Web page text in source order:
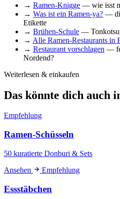
→ Ramen-Knigge — wie isst
→ Was ist ein Ramen-ya? —
Etikette
→ Brühen-Schule —
→ Alle Ramen-Restaurants in
→ Restaurant vorschlagen —
Nordend?
Weiterlesen & einkaufen
Das könnte dich auch
Empfehlung
Ramen-Schüsseln
50 kuratierte Donburi & Sets
Ansehen
Empfehlung
Essstäbchen